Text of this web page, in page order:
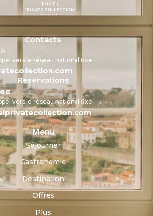
Contacts
vers le réseau national fixe
Réservations
vers le réseau national fixe
Menu
Séjourner
Gastronomie
Destination
Offres
Plus